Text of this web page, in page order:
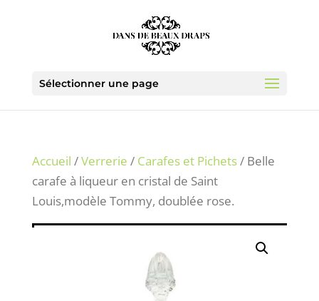
Sélectionner une page
Accueil /Verrerie / Carafes et Pichets/ Belle
carafe à liqueur en cristal de Saint
Louis,modèle Tommy, doublée rose.